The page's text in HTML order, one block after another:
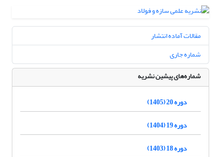
مقالات آماده انتشار
شماره جاری
شماره‌های پیشین نشریه
دوره 20 (1405)
دوره 19 (1404)
دوره 18 (1403)